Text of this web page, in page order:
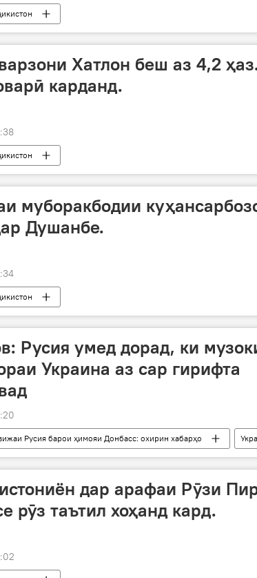
Хатлон беш аз 4,2
карданд.
муборакбодии
Душанбе.
Русия умед дорад, ки
Украина аз сар гирифта
Русия барои ҳимояи Донбасс: охирин хабарҳо
музокира Русия ИМА
дар арафаи Рӯзи
рӯз таътил хоҳанд кард.